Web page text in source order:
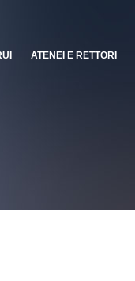
ATENEI E RETTORI